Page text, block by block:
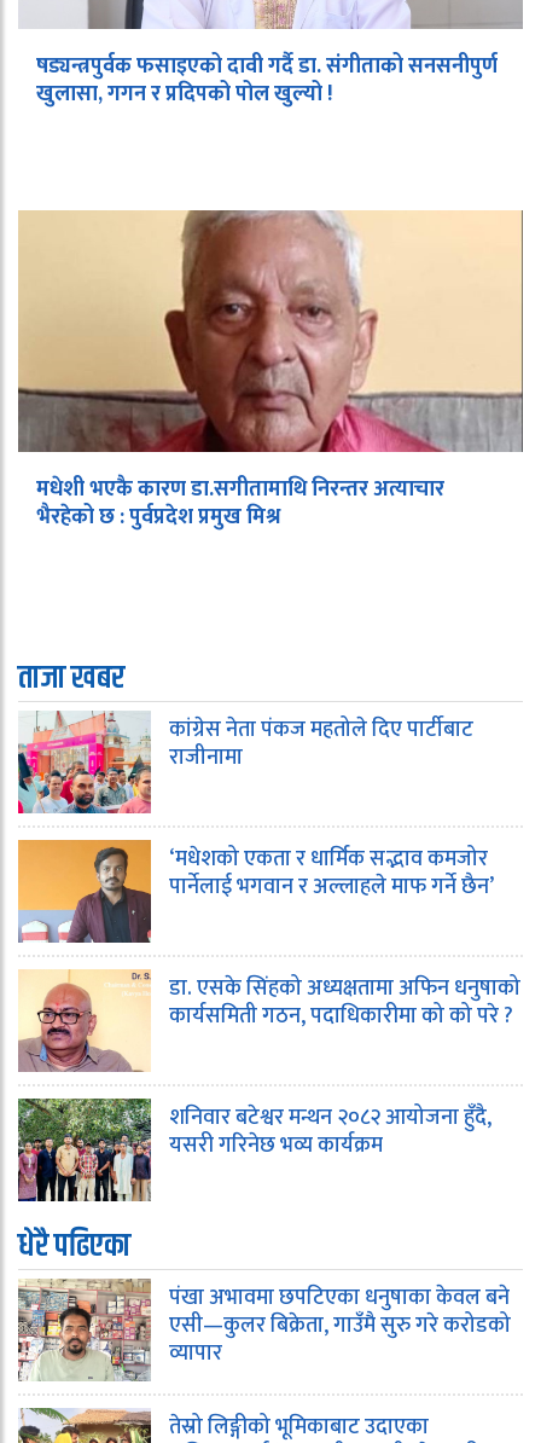
षड्यन्त्रपुर्वक फसाइएको दावी गर्दै डा. संगीताको सनसनीपुर्ण
खुलासा, गगन र प्रदिपको पोल खुल्यो !
मधेशी भएकै कारण डा.सगीतामाथि निरन्तर अत्याचार
भैरहेको छ : पुर्वप्रदेश प्रमुख मिश्र
ताजा खबर
कांग्रेस नेता पंकज महतोले दिए पार्टीबाट
राजीनामा
‘मधेशको एकता र धार्मिक सद्भाव कमजोर
पार्नेलाई भगवान र अल्लाहले माफ गर्ने छैन’
डा. एसके सिंहको अध्यक्षतामा अफिन धनुषाको
कार्यसमिती गठन, पदाधिकारीमा को को परे ?
शनिवार बटेश्वर मन्थन २०८२ आयोजना हुँदै,
यसरी गरिनेछ भव्य कार्यक्रम
धेरै पढिएका
पंखा अभावमा छपटिएका धनुषाका केवल बने
एसी—कुलर बिक्रेता, गाउँमै सुरु गरे करोडको
व्यापार
तेस्रो लिङ्गीको भूमिकाबाट उदाएका